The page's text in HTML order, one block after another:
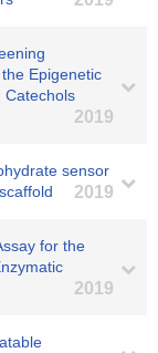
Epigenetic
Catechols
2019
sensor
2019
for the
2019